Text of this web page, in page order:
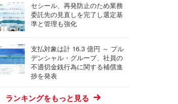
セシール、再発防止のため業務
委託先の見直しを完了し選定基
準と管理も強化
支払対象は計 16.3 億円 ～ プル
デンシャル・グループ、社員の
不適切金銭行為に関する補償進
捗を発表
ランキングをもっと見る